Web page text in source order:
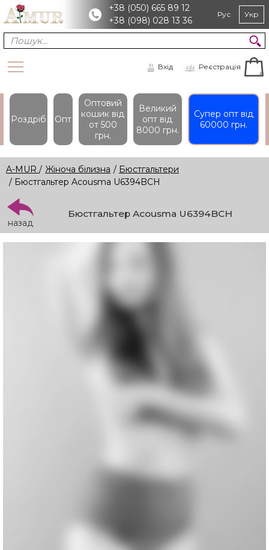
+38 (050) 665 89 12
+38 (098) 028 13 36
Рус Укр
Вхід Реєстрація
Роздріб Опт
Оптовий
кошик вiд
от 500
грн.
Великий
опт вiд
8000 грн.
Супер опт вiд
60000 грн.
A-MUR / Жіноча білизна / Бюстгальтери
/ Бюстгальтер Acousma U6394BCH
назад
Бюстгальтер Acousma U6394BCH